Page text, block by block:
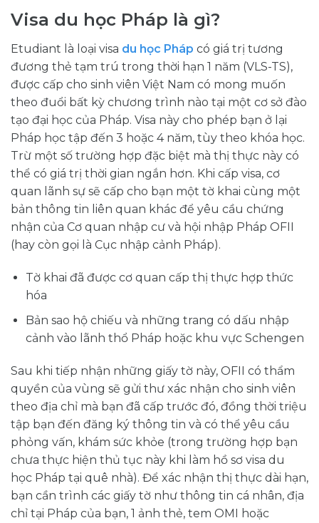
Visa du học Pháp là gì?
Etudiant là loại visa du học Pháp có giá trị tương
đương thẻ tạm trú trong thời hạn 1 năm (VLS-TS),
được cấp cho sinh viên Việt Nam có mong muốn
theo đuổi bất kỳ chương trình nào tại một cơ sở đào
tạo đại học của Pháp. Visa này cho phép bạn ở lại
Pháp học tập đến 3 hoặc 4 năm, tùy theo khóa học.
Trừ một số trường hợp đặc biệt mà thị thực này có
thể có giá trị thời gian ngắn hơn. Khi cấp visa, cơ
quan lãnh sự sẽ cấp cho bạn một tờ khai cùng một
bản thông tin liên quan khác để yêu cầu chứng
nhận của Cơ quan nhập cư và hội nhập Pháp OFII
(hay còn gọi là Cục nhập cảnh Pháp).
Tờ khai đã được cơ quan cấp thị thực hợp thức
hóa
Bản sao hộ chiếu và những trang có dấu nhập
cảnh vào lãnh thổ Pháp hoặc khu vực Schengen
Sau khi tiếp nhận những giấy tờ này, OFII có thẩm
quyền của vùng sẽ gửi thư xác nhận cho sinh viên
theo địa chỉ mà bạn đã cấp trước đó, đồng thời triệu
tập bạn đến đăng ký thông tin và có thể yêu cầu
phỏng vấn, khám sức khỏe (trong trường hợp bạn
chưa thực hiện thủ tục này khi làm hồ sơ visa du
học Pháp tại quê nhà). Để xác nhận thị thực dài hạn,
bạn cần trình các giấy tờ như thông tin cá nhân, địa
chỉ tại Pháp của bạn, 1 ảnh thẻ, tem OMI hoặc